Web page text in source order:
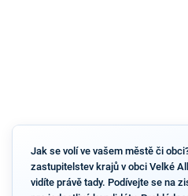
Jak se volí ve vašem městě či
zastupitelstev krajů v obci Velké
vidíte právě tady. Podívejte se na